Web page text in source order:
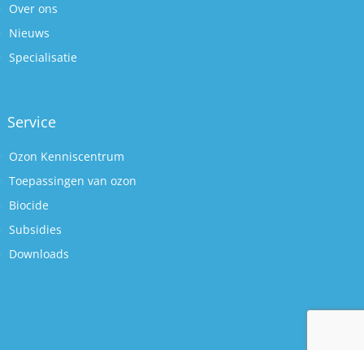
Over ons
Nieuws
Specialisatie
Service
Ozon Kenniscentrum
Toepassingen van ozon
Biocide
Subsidies
Downloads